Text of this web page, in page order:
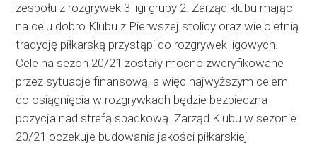
zespołu z rozgrywek 3 ligi grupy 2. Zarząd klubu mając
na celu dobro Klubu z Pierwszej stolicy oraz wieloletnią
tradycję piłkarską przystąpi do rozgrywek ligowych.
Cele na sezon 20/21 zostały mocno zweryfikowane
przez sytuacje finansową, a więc najwyższym celem
do osiągnięcia w rozgrywkach będzie bezpieczna
pozycja nad strefą spadkową. Zarząd Klubu w sezonie
20/21 oczekuje budowania jakości piłkarskiej